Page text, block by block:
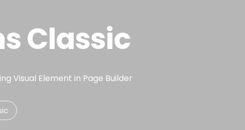
Classic
Visual Element in Page Builder